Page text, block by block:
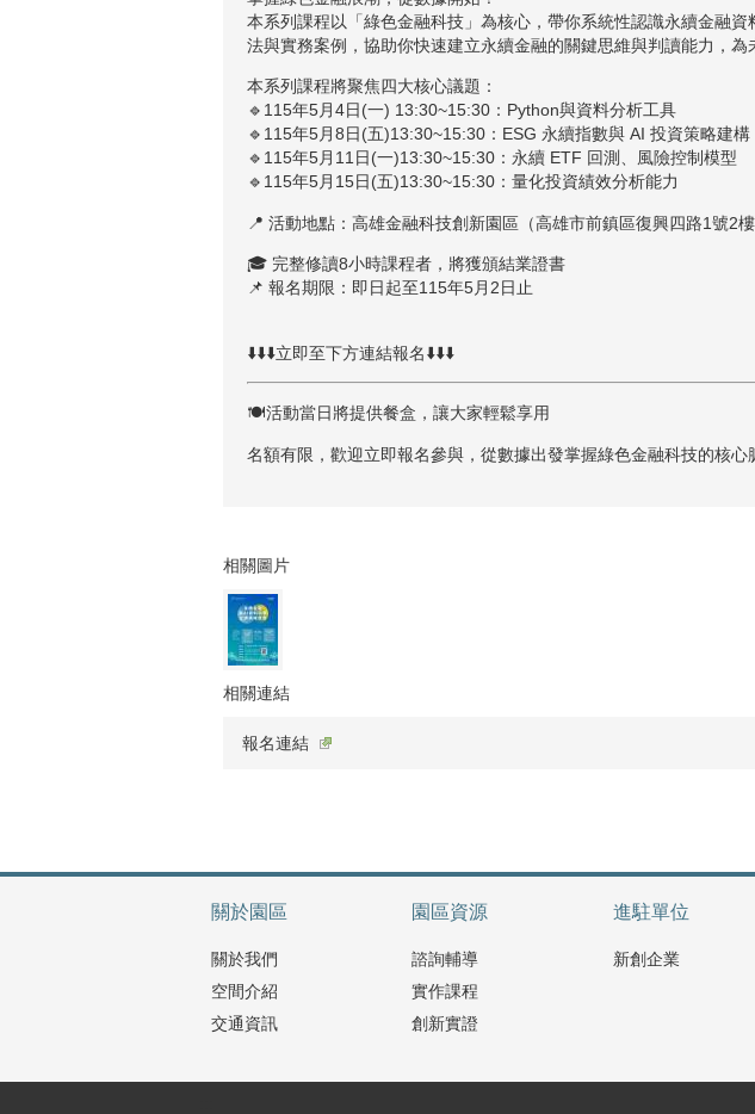
本系列課程以「綠色金融科技」為核心，帶你系統性認識永續金融
法與實務案例，協助你快速建立永續金融的關鍵思維與判讀能力，為
本系列課程將聚焦四大核心議題：
🔹115年5月4日(一) 13:30~15:30：Python與資料分析工具
🔹115年5月8日(五)13:30~15:30：ESG 永續指數與 AI 投資策略建構
🔹115年5月11日(一)13:30~15:30：永續 ETF 回測、風險控制模型
🔹115年5月15日(五)13:30~15:30：量化投資績效分析能力
📍 活動地點：高雄金融科技創新園區（高雄市前鎮區復興四路1號2樓
🎓 完整修讀8小時課程者，將獲頒結業證書
📌 報名期限：即日起至115年5月2日止
⬇️⬇️⬇️立即至下方連結報名⬇️⬇️⬇️
🍽️活動當日將提供餐盒，讓大家輕鬆享用
名額有限，歡迎立即報名參與，從數據出發掌握綠色金融科技的核
相關圖片
相關連結
報名連結
關於園區
關於我們
空間介紹
交通資訊
園區資源
諮詢輔導
實作課程
創新實證
進駐單位
新創企業